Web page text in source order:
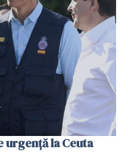
urgență la Ceuta